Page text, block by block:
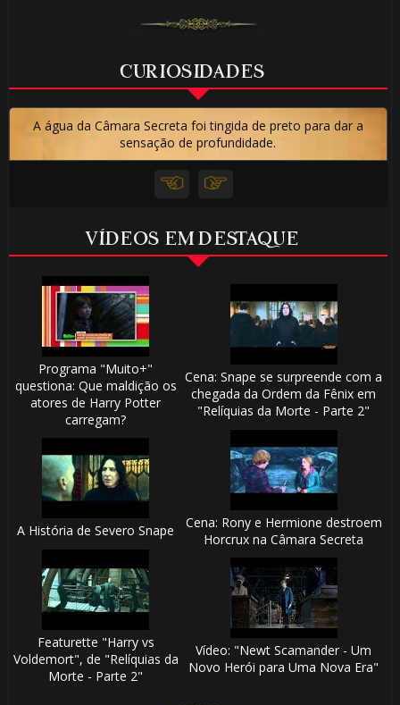
CURIOSIDADES
A água da Câmara Secreta foi tingida de preto para dar a
sensação de profundidade.
VÍDEOS EM DESTAQUE
Programa "Muito+"
questiona: Que maldição os
atores de Harry Potter
carregam?
Cena: Snape se surpreende com a
chegada da Ordem da Fênix em
"Relíquias da Morte - Parte 2"
A História de Severo Snape
Cena: Rony e Hermione destroem
Horcrux na Câmara Secreta
Featurette "Harry vs
Voldemort", de "Relíquias da
Morte - Parte 2"
Vídeo: "Newt Scamander - Um
Novo Herói para Uma Nova Era"